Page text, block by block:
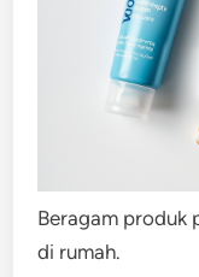
Beragam produk
di rumah.